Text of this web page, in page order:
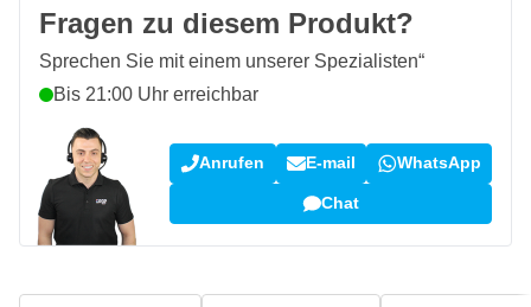
Fragen zu diesem Produkt?
Sprechen Sie mit einem unserer Spezialisten“
Bis 21:00 Uhr erreichbar
Anrufen E-mail WhatsApp
Chat